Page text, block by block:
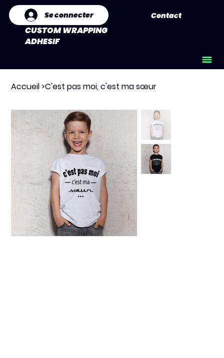
CUSTOM WRAPPING
ADHESIF
Se connecter Contact
Accueil>C'est pas moi, c'est ma sœur